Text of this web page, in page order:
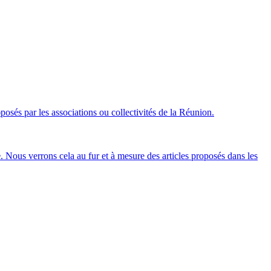
par les associations ou collectivités de la Réunion.
verrons cela au fur et à mesure des articles proposés dans les